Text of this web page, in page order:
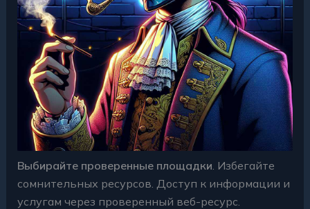
Выбирайте проверенные площадки . Избегайте
сомнительных ресурсов. Доступ к информации и
услугам через проверенный веб-ресурс.